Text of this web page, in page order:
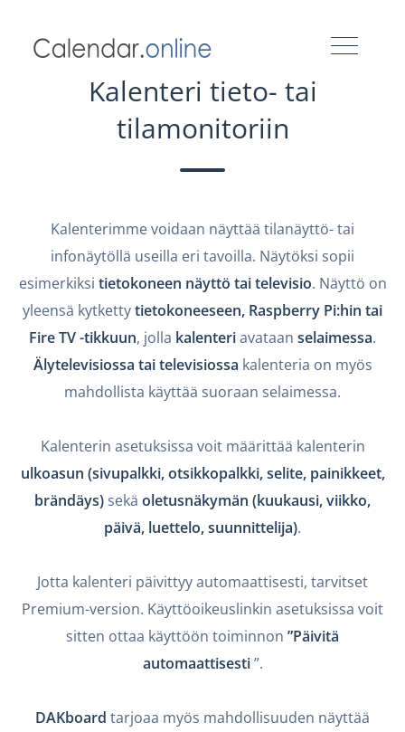
Kalenteri tieto- tai
tilamonitoriin
Kalenterimme voidaan näyttää tilanäyttö- tai
infonäytöllä useilla eri tavoilla. Näytöksi sopii
esimerkiksi tietokoneen näyttö tai televisio. Näyttö on
yleensä kytkettytietokoneeseen, Raspberry Pi:hin tai
Fire TV -tikkuun, jolla kalenteriavataan selaimessa.
Älytelevisiossa tai televisiossa kalenteria on myös
mahdollista käyttää suoraan selaimessa.
Kalenterin asetuksissa voit määrittää kalenterin
ulkoasun (sivupalkki, otsikkopalkki, selite, painikkeet,
brändäys) sekä oletusnäkymän (kuukausi, viikko,
päivä, luettelo, suunnittelija).
Jotta kalenteri päivittyy automaattisesti, tarvitset
Premium-version. Käyttöoikeuslinkin asetuksissa voit
sitten ottaa käyttöön toiminnon ”Päivitä
automaattisesti”.
DAKboard tarjoaa myös mahdollisuuden näyttää